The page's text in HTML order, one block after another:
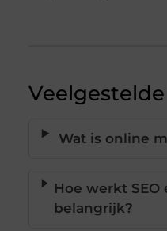
Wat is online
Hoe werkt
belangrijk?